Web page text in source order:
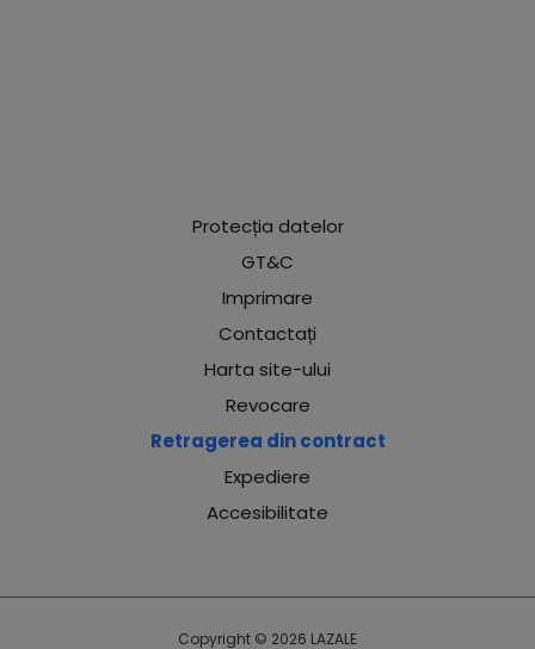
Protecția datelor
GT&C
Imprimare
Contactați
Harta site-ului
Revocare
Retragerea din contract
Expediere
Accesibilitate
Copyright © 2026 LAZALE